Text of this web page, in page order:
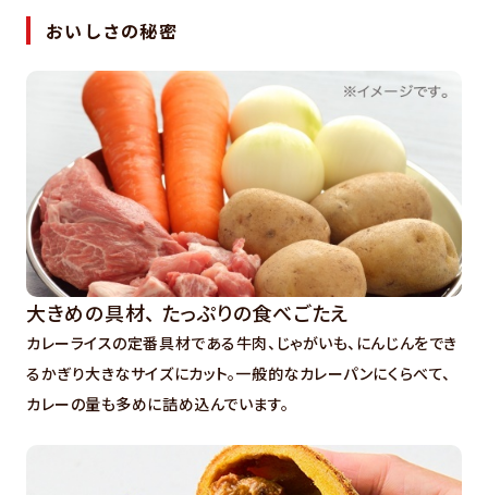
おいしさの秘密
大きめの具材、 たっぷりの食べごたえ
カレーライスの定番具材である牛肉、じゃがいも、にんじんをでき
るかぎり大きなサイズにカット。一般的なカレーパンにくらべて、
カレーの量も多めに詰め込んでいます。